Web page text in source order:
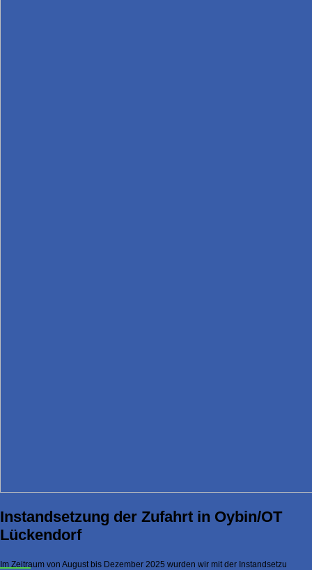
Instandsetzung der Zufahrt in Oybin/OT
Lückendorf
Im Zeitraum von August bis Dezember 2025 wurden wir mit der Instandsetzu